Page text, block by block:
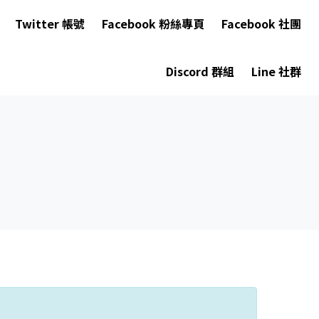
Twitter 帳號 Facebook 粉絲專頁 Facebook 社團
Discord 群組 Line 社群